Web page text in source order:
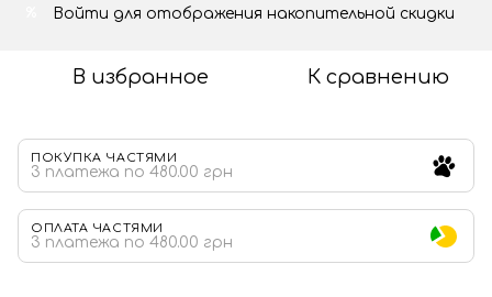
Войти для отображения накопительной скидки
В избранное К сравнению
ПОКУПКА ЧАСТЯМИ
3 платежа по 480.00 грн
ОПЛАТА ЧАСТЯМИ
3 платежа по 480.00 грн